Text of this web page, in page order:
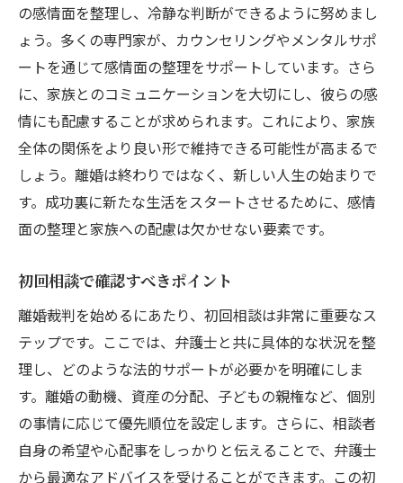
証拠収集の重要性とその手法
法的支援による手続きサポート
裁判中のコミュニケーションのコツ
有利に進めるための戦略的思考
専門家と共に離婚裁判を乗り越えるためのガイ
ド
専門家との協力体制を構築する
弁護士とのコミュニケーション方法
成功に向けたチームワークの重要性
専門家からのアドバイスを活用する
離婚裁判後のサポート体制を考える
の感情面を整理し、冷静な判断ができるように努めまし
ょう。多くの専門家が、カウンセリングやメンタルサポ
ートを通じて感情面の整理をサポートしています。さら
に、家族とのコミュニケーションを大切にし、彼らの感
情にも配慮することが求められます。これにより、家族
全体の関係をより良い形で維持できる可能性が高まるで
しょう。離婚は終わりではなく、新しい人生の始まりで
す。成功裏に新たな生活をスタートさせるために、感情
面の整理と家族への配慮は欠かせない要素です。
初回相談で確認すべきポイント
離婚裁判を始めるにあたり、初回相談は非常に重要なス
テップです。ここでは、弁護士と共に具体的な状況を整
理し、どのような法的サポートが必要かを明確にしま
す。離婚の動機、資産の分配、子どもの親権など、個別
の事情に応じて優先順位を設定します。さらに、相談者
自身の希望や心配事をしっかりと伝えることで、弁護士
から最適なアドバイスを受けることができます。この初